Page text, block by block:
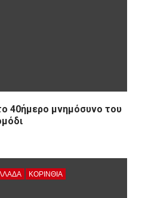
40ήμερο μνημόσυνο του
ΚΟΡΙΝΘΊΑ